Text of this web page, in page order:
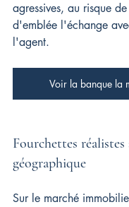
agressives, au risque
d'emblée l'échange
l'agent.
Voir la banque la
Fourchettes réalistes
géographique
Sur le marché